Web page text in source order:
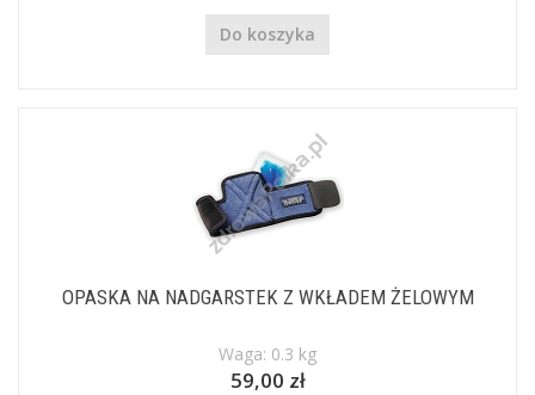
Do koszyka
OPASKA NA NADGARSTEK Z WKŁADEM ŻELOWYM
Waga: 0.3 kg
59,00 zł